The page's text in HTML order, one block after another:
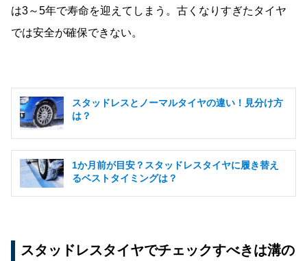
は3～5年で寿命を迎えてしまう。古くなりすぎたタイヤ
では安全が確保できない。
スタッドレスとノーマルタイヤの違い！見分け方
は？
1か月前が目安？スタッドレスタイヤに履き替え
るベストタイミングは？
スタッドレスタイヤでチェックすべきは溝の